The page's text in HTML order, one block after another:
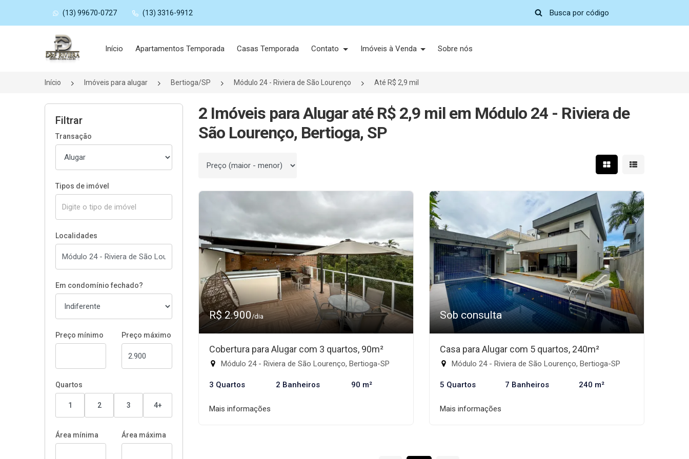
(13) 99670-0727 (13) 3316-9912
Página inicial
Início Apartamentos Temporada Casas Temporada Contato Imóveis à Venda Sobre nós
Início Imóveis para alugar Bertioga/SP Módulo 24 - Riviera de São Lourenço Até R$ 2,9 mil
Filtrar
Transação
Tipos de imóvel
Localidades
Em condomínio fechado?
Preço mínimo Preço máximo
Quartos
1 2 3 4+
Área mínima Área máxima
2 Imóveis para Alugar até R$ 2,9 mil em Módulo 24 - Riviera de
São Lourenço, Bertioga, SP
Ordenar por Mostrar resultados em
Mostrar
R$ 2.900/dia
Cobertura para Alugar com 3 quartos, 90m²
Módulo 24 - Riviera de São Lourenço, Bertioga-SP
3 Quartos 2 Banheiros 90 m²
Mais informações
Sob consulta
Casa para Alugar com 5 quartos, 240m²
Módulo 24 - Riviera de São Lourenço, Bertioga-SP
5 Quartos 7 Banheiros 240 m²
Mais informações